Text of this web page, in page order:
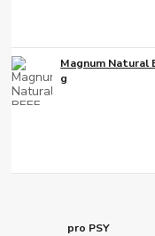
Magnum Natural
g
pro PSY